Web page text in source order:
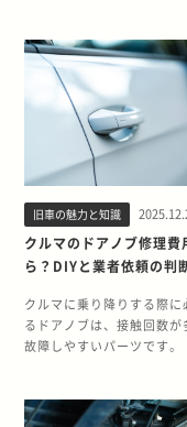
旧車の魅力と知識
クルマのドアノブ修理費
ら？DIYと業者依頼の判
クルマに乗り降りする際に
るドアノブは、接触回数が
故障しやすいパーツです。
るのでは？」と、不安や疑